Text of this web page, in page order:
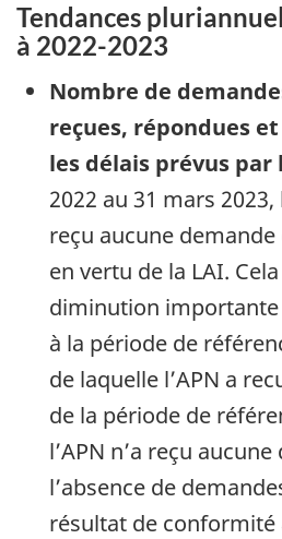
Tendances
à 2022-2023
Nombre de
reçues, répondues
les délais prévus par
2022 au 31 mars 2023,
reçu aucune
en vertu de la LAI.
diminution
à la période de
de laquelle l’APN a
de la période de
l’APN n’a reçu
l’absence de
résultat de conformité